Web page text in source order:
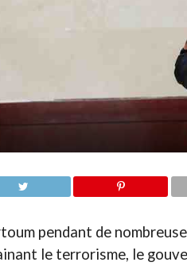
pendant de
le terrorisme, le